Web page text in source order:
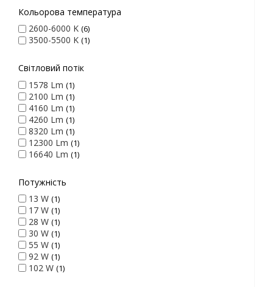
Кольорова температура
2600-6000 K 6
3500-5500 K 1
Світловий потік
1578 Lm 1
2100 Lm 1
4160 Lm 1
4260 Lm 1
8320 Lm 1
12300 Lm 1
16640 Lm 1
Потужність
13 W 1
17 W 1
28 W 1
30 W 1
55 W 1
92 W 1
102 W 1